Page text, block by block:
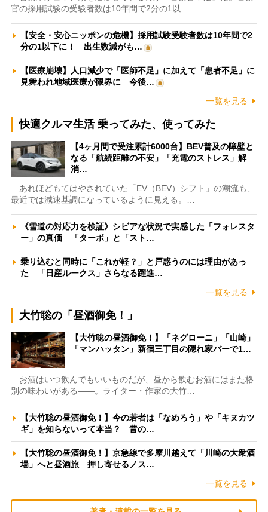
官の採用試験の受験者数は10年間で2分の1以…
【安全・安心ニッポンの危機】採用試験受験者数は10年間で2
分の1以下に！ 出生数減がも…
【医療崩壊】人口減少で「医師不足」に加えて「患者不足」に
見舞われ地域医療が限界に 今後…
一覧を見る
快適クルマ生活 乗ってみた、使ってみた
【4ヶ月間で受注累計6000台】BEV普及の障壁と
なる「航続距離の不安」「充電のストレス」解
消…
あれほどもてはやされていた「EV（BEV）シフト」の潮流も、
最近では減速基調になっているように見える。…
《雪道の対応力を検証》シビアな状況で実感した「フォレスタ
ー」の真価 「ターボ」と「スト…
乗り込むと同時に「これが軽？」と戸惑うのには理由があっ
た 「日産ルークス」さらなる躍進…
一覧を見る
大竹聡の「昼酒御免！」
【大竹聡の昼酒御免！】「ネグローニ」「山崎」
「マンハッタン」新宿三丁目の隠れ家バーで1…
お酒はいつ飲んでもいいものだが、昼から飲むお酒にはまた格
別の味わいがある――。ライター・作家の大竹…
【大竹聡の昼酒御免！】今の若者は「なめろう」や「キヌカツ
ギ」を知らないって本当？ 昔の…
【大竹聡の昼酒御免！】京急線で多摩川越えて「川崎の大衆酒
場」へと昼酒旅 押し寄せるノス…
一覧を見る